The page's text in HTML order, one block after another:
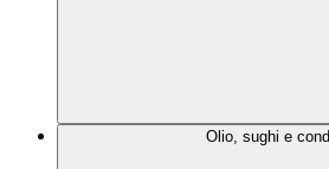
Olio, sughi e